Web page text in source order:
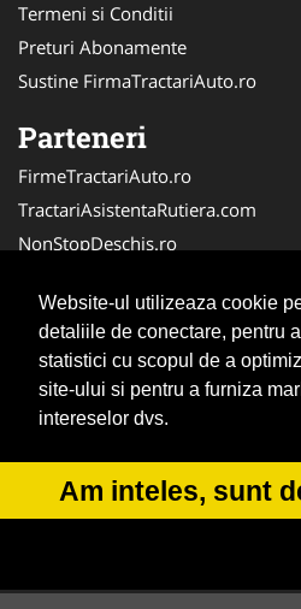
Website-ul utilizeaza cookie
detaliile de conectare, pentru
statistici cu scopul de a
site-ului si pentru a furniza
intereselor dvs.
Am inteles, sunt
Termeni si Conditii
Preturi Abonamente
Sustine FirmaTractariAuto.ro
Parteneri
FirmeTractariAuto.ro
TractariAsistentaRutiera.com
NonStopDeschis.ro
DetailingSpalatorie.ro
CramaVinuri.ro
DezmembrariPieseAuto.com
FirmaPieseAuto.ro
CentruInchirieri.ro
CuratareHota.com